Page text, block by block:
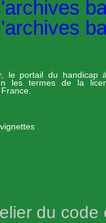
le portail du handicap
les termes de la
du